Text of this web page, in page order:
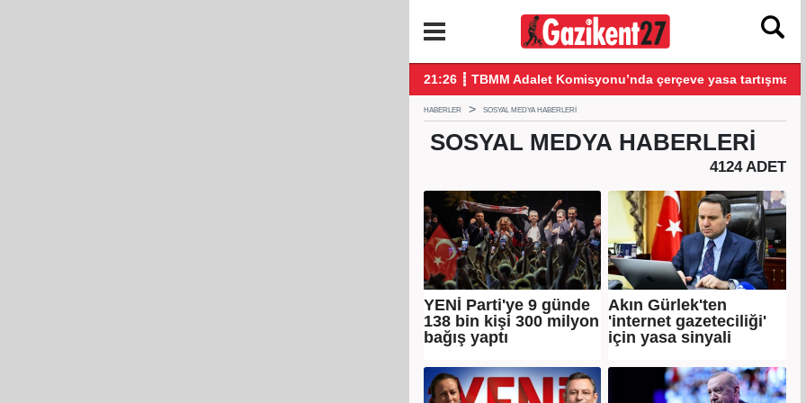
21:26 ┋ TBMM Adalet Komisyonu’nda çerçeve yasa tartışmalarla başladı20:18 ┋ YENİ Parti'ye 9 günde 138 bin kişi 300 milyon bağış
HABERLER SOSYAL MEDYA HABERLERI
SOSYAL MEDYA HABERLERI
4124 ADET
YENİ Parti'ye 9 günde
138 bin kişi 300 milyon
bağış yaptı
Akın Gürlek'ten
'internet gazeteciliği'
için yasa sinyali